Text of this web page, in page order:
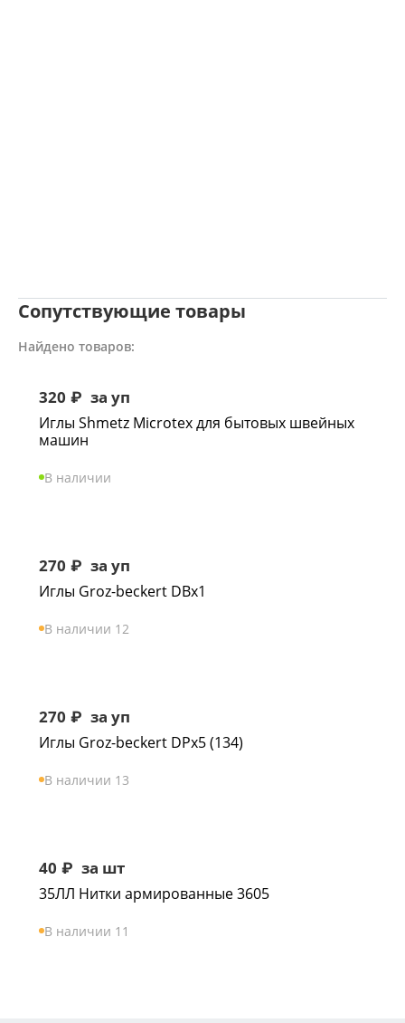
Сопутствующие товары
Найдено товаров:
320 ₽ за уп
Иглы Shmetz Microtex для бытовых швейных
машин
В наличии
270 ₽ за уп
Иглы Groz-beckert DBx1
В наличии 12
270 ₽ за уп
Иглы Groz-beckert DPx5 (134)
В наличии 13
40 ₽ за шт
35ЛЛ Нитки армированные 3605
В наличии 11